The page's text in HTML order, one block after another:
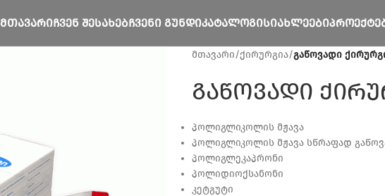
ᲛᲗᲐᲕᲐᲠᲘᲩᲕᲔᲜ ᲨᲔᲡᲐᲮᲔᲑᲩᲕᲔᲜᲘ ᲒᲣᲜᲓᲘᲙᲐᲢᲐᲚᲝᲒᲘᲡᲘᲐᲮᲚᲔᲔᲑᲘ
მთავარი/ქირურგია/გაწოვადი
გაწოვადი
პოლიგლიკოლის მჟავა
პოლიგლიკოლის მჟავა სწრაფად
პოლიგლეკაპრონი
პოლიდიოქსანონი
კეტგუტი